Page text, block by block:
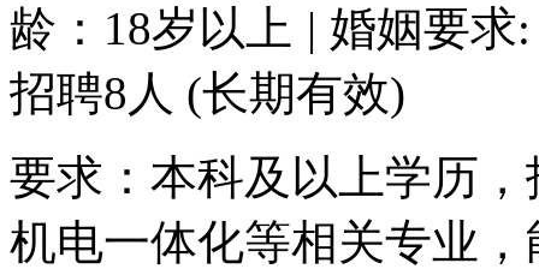
龄：18岁以上 | 婚姻要求
招聘8人 (长期有效)
要求：本科及以上学历
机电一体化等相关专业